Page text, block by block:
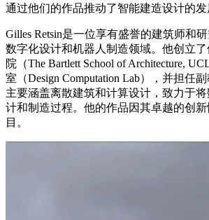
通过他们的作品推动了智能建造设计的发
Gilles Retsin是一位享有盛誉的建筑师和
数字化设计和机器人制造领域。他创立
院（The Bartlett School of Architecture,
室（Design Computation Lab），并担任
主要涵盖离散建筑和计算设计，致力于
计和制造过程。他的作品因其卓越的创
目。